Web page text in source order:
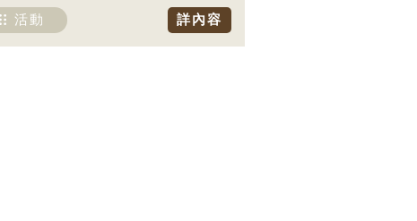
詳內容
活動